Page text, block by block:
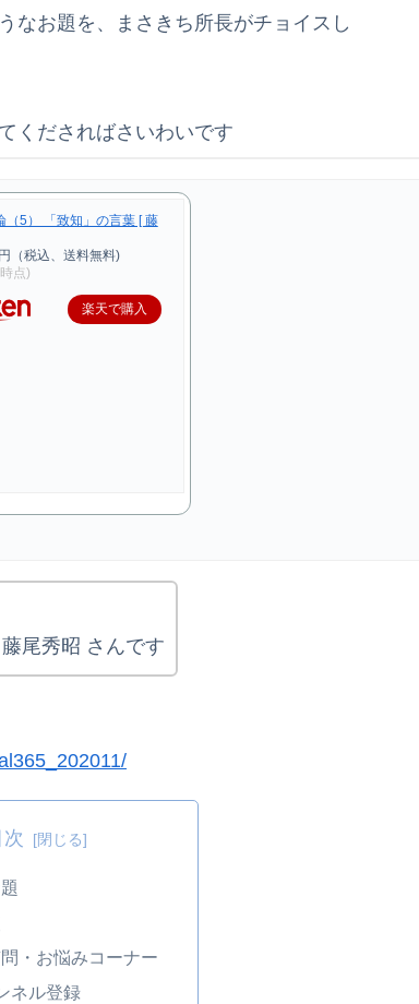
なお題を、まさきち所長がチョイスし
くださればさいわいです
（5） 「致知」の言葉 [ 藤
（税込、送料無料)
点)
楽天で購入
尾秀昭 さんです
次
・お悩みコーナー
ネル登録